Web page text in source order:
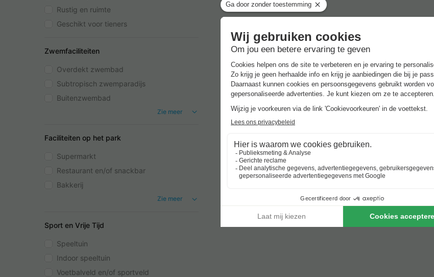
Rustig en ruimte
Geschikt voor tieners
Zwemfaciliteiten
Overdekt zwembad
Subtropisch zwemparadijs
Buitenzwembad
Zie meer
Faciliteiten op het park
Supermarkt
Restaurant en/of snackbar
Bakkerij
Zie meer
Sport en Vrije Tijd
Speeltuin
Indoor speeltuin
Voetbalveld en/of sportveld